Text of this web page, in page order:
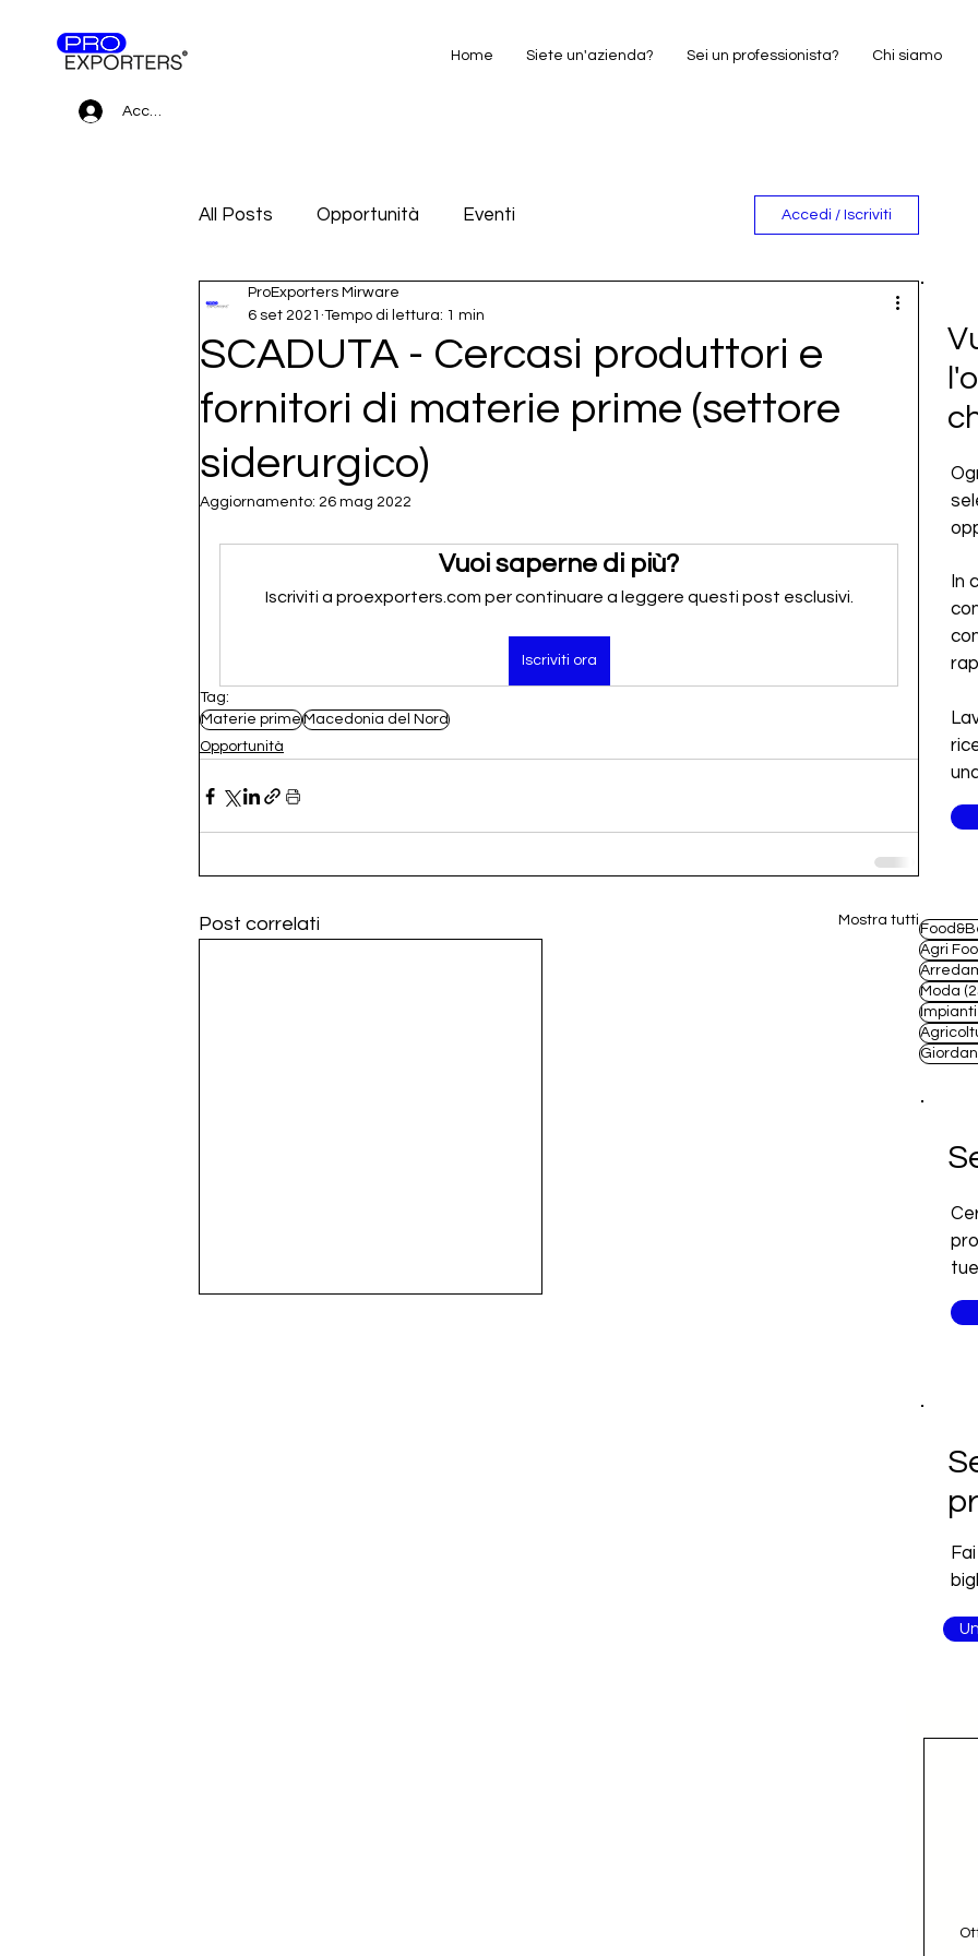
Accedi
Home Siete un'azienda? Sei un professionista? Chi siamo
All Posts Opportunità Eventi
Gare d'appalto e Subforniture
Accedi / Iscriviti
SCADUTA - Cercasi produttori e
fornitori di materie prime (settore
siderurgico)
ProExporters Mirware
6 set 2021 Tempo di lettura: 1 min
Aggiornamento: 26 mag 2022
Vuoi saperne di più?
Iscriviti a proexporters.com per continuare a leggere questi post esclusivi.
Iscriviti ora
Tag:
Materie primeMacedonia del Nord
Opportunità
Post correlati Mostra tutti
Agri
Moda
Impianti
In